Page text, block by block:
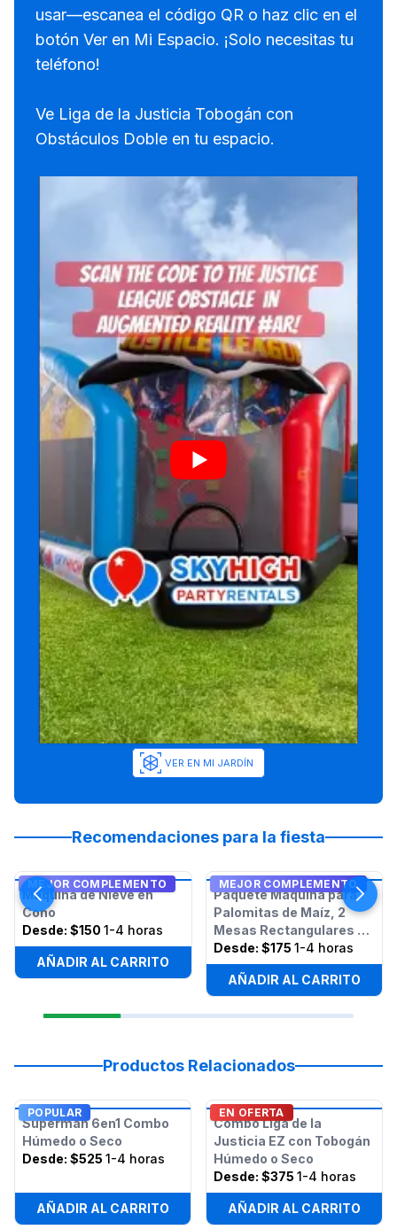
usar—escanea el código QR o haz clic en el
botón Ver en Mi Espacio. ¡Solo necesitas tu
teléfono!
Ve Liga de la Justicia Tobogán con
Obstáculos Doble en tu espacio.
VER EN MI JARDÍN
Recomendaciones para la fiesta
MEJOR COMPLEMENTO
Máquina de Nieve en
Cono
Desde: $150 1-4 horas
AÑADIR AL CARRITO
MEJOR COMPLEMENTO
Paquete Máquina para
Palomitas de Maíz, 2
Mesas Rectangulares y
12 Sillas
Desde: $175 1-4 horas
AÑADIR AL CARRITO
Productos Relacionados
POPULAR
Superman 6en1 Combo
Húmedo o Seco
Desde: $525 1-4 horas
AÑADIR AL CARRITO
EN OFERTA
Combo Liga de la
Justicia EZ con Tobogán
Húmedo o Seco
Desde: $375 1-4 horas
AÑADIR AL CARRITO